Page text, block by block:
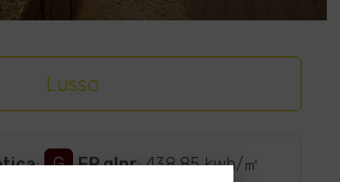
Lusso
: G EP glnr: 438.85 kwh/㎡